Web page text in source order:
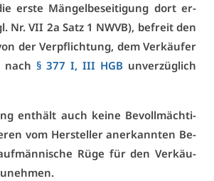
ers­te Män­gel­be­sei­ti­gung dort er­
Nr. VII 2a Satz 1 NWVB), be­freit den
der Ver­pflich­tung, dem Ver­käu­fer
nach § 377 I, III HGB un­ver­züg­lich
ent­hält auch kei­ne Be­voll­mäch­ti­
vom Her­stel­ler an­er­kann­ten Be­
Rü­ge für den Ver­käu­